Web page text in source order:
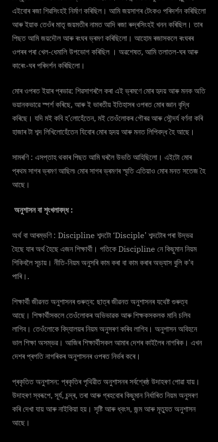
এইবোৰ ৰজা শিৱসিংহই নিৰ্মাণ কৰিছিল। আমি জয়সাগৰ টেংকও পৰিদৰ্শন কৰিছিলো
আৰু ইয়াক তেওঁৰ মাতৃ জয়মতীৰ নামত আদি ৰজা ৰুদ্ৰসিংহই খনন কৰিছিল। তাৰ
পিছত আমি জয়দৌল আৰু ৰংঘৰ ভ্ৰমণ কৰিছিলো। আহোম ৰজাসকলে ৰংঘৰৰ
ওপৰৰ পৰা খেল-ধেমালি উপভোগ কৰিছিল । অৱশেষত, আমি তলাতল-ঘৰ আৰু
কাৰেং-ঘৰ পৰিদৰ্শন কৰিছিলো।
মোৰ ওপৰত ইয়াৰ প্ৰভাৱ: শিৱসাগৰলৈ কৰা এই ভ্ৰমণে মোৰ হৃদয় আৰু মনক অতি
ভয়ানকভাৱে স্পৰ্শ কৰিছে, আৰু ই ভাৰতীয় ইতিহাসৰ ওপৰত মোৰ জ্ঞান বৃদ্ধি
কৰিছে। যদি মই কবি হ’লোহেঁতেন, মই তেওঁলোকৰ গৌৰৱ আৰু সৌন্দৰ্য বৰ্ণনা কৰি
হাজাৰ টা শব্দ লিখিলোহেঁতেন যিবোৰ মোৰ হৃদয় আৰু মনত লিপিবদ্ধ হৈ আছে।
সামৰণি : এসপ্তাহ থকাৰ পিছত আমি ঘৰলৈ উভতি আহিছিলো। এইটো মোৰ
প্ৰথম সাগৰ ভ্ৰমণ আছিল৷ মোৰ সাগৰ ভ্ৰমণৰ স্মৃতি এতিয়াও মোৰ মনত সতেজ হৈ
আছে।
অনুশাসন বা শৃংখলাবদ্ধ :
অৰ্থ বা আৰম্ভণি : Discipline শব্দটো ‘Disciple’ শব্দটোৰ পৰা উদ্ভৱ
হৈছে যাৰ অৰ্থ হৈছে এজন শিক্ষাৰ্থী। গতিকে Discipline নে কিছুমান নিয়ম
শিকিবলৈ সূচায়। নীতি-নিয়ম অনুসৰি কাম কৰা বা কাম কৰাৰ অভ্যাস বুলি ক’ব
পাৰি।.
শিক্ষাৰ্থী জীৱনত অনুশাসনৰ গুৰুত্ব: ছাত্ৰ জীৱনত অনুশাসনৰ যথেষ্ট গুৰুত্ব
আছে। শিক্ষাৰ্থীসকলে তেওঁলোকৰ অভিভাৱক আৰু শিক্ষকসকলক মানি চলিব
লাগিব। তেওঁলোকে বিদ্যালয়ৰ নিয়ম অনুসৰণ কৰিব লাগিব। অনুশাসন অবিহনে
ভাল শিক্ষা অসম্ভৱ। আজিৰ শিক্ষাৰ্থীসকল আমাৰ দেশৰ কাইলৈৰ নাগৰিক। এখন
দেশৰ প্ৰগতি নাগৰিকৰ অনুশাসনৰ ওপৰত নিৰ্ভৰ কৰে।
প্ৰকৃতিত অনুশাসন: প্ৰকৃতিৰ পৃথিৱীত অনুশাসনৰ সৰ্বশ্ৰেষ্ঠ উদাহৰণ পোৱা যায়।
উদাহৰণ স্বৰূপে, সূৰ্য, চন্দ্ৰ, তৰা আৰু গ্ৰহবোৰ কিছুমান নিৰ্ধাৰিত নিয়ম অনুসৰণ
কৰি দেখা যায় আৰু নাইকিয়া হয়। সৃষ্টি আৰু ধ্বংস, জন্ম আৰু মৃত্যুত অনুশাসন
আছে।